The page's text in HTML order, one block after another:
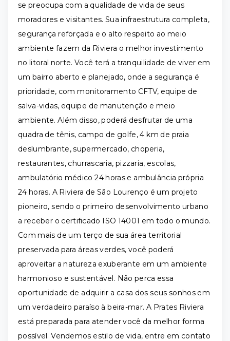
se preocupa com a qualidade de vida de seus
moradores e visitantes. Sua infraestrutura completa,
segurança reforçada e o alto respeito ao meio
ambiente fazem da Riviera o melhor investimento
no litoral norte. Você terá a tranquilidade de viver em
um bairro aberto e planejado, onde a segurança é
prioridade, com monitoramento CFTV, equipe de
salva-vidas, equipe de manutenção e meio
ambiente. Além disso, poderá desfrutar de uma
quadra de tênis, campo de golfe, 4 km de praia
deslumbrante, supermercado, choperia,
restaurantes, churrascaria, pizzaria, escolas,
ambulatório médico 24 horas e ambulância própria
24 horas. A Riviera de São Lourenço é um projeto
pioneiro, sendo o primeiro desenvolvimento urbano
a receber o certificado ISO 14001 em todo o mundo.
Com mais de um terço de sua área territorial
preservada para áreas verdes, você poderá
aproveitar a natureza exuberante em um ambiente
harmonioso e sustentável. Não perca essa
oportunidade de adquirir a casa dos seus sonhos em
um verdadeiro paraíso à beira-mar. A Prates Riviera
está preparada para atender você da melhor forma
possível. Vendemos estilo de vida, entre em contato